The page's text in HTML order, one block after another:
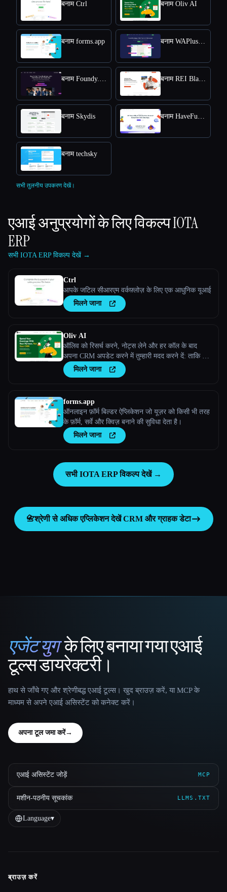
बनाम Ctrl बनाम Oliv AI
बनाम forms.app बनाम WAPlus - WhatsApp CRM
बनाम Foundy.com बनाम REI BlackBook
बनाम Skydis बनाम HaveFunnels
बनाम techsky
सभी तुलनीय उपकरण देखें।
एआई अनुप्रयोगों के लिए विकल्पIOTA
ERP
सभी IOTA ERP विकल्प देखें →
Ctrl
आपके जटिल सीआरएम वर्कफ़्लोज़ के लिए एक आधुनिक यूआई
मिलने जाना
Oliv AI
ऑलिव को रिसर्च करने, नोट्स लेने और हर कॉल के बाद
अपना CRM अपडेट करने में तुम्हारी मदद करने दें: ताकि तुम
बातचीत जीतने पर ध्यान केंद्रित कर सको!
मिलने जाना
forms.app
ऑनलाइन फ़ॉर्म बिल्डर ऐप्लिकेशन जो यूज़र को किसी भी तरह
के फ़ॉर्म, सर्वे और क्विज़ बनाने की सुविधा देता है।
मिलने जाना
सभी IOTA ERP विकल्प देखें →
📇श्रेणी से अधिक एप्लिकेशन देखेंCRM और ग्राहक डेटा
That AI Collection
एजेंट युगके लिए बनाया गया एआई
टूल्स डायरेक्टरी।
हाथ से जाँचे गए और श्रेणीबद्ध एआई टूल्स। खुद ब्राउज़ करें, या MCP के
माध्यम से अपने एआई असिस्टेंट को कनेक्ट करें।
अपना टूल जमा करें→
एआई असिस्टेंट जोड़ें MCP
मशीन-पठनीय सूचकांक LLMS.TXT
Language▾
Site navigation
ब्राउज़ करें